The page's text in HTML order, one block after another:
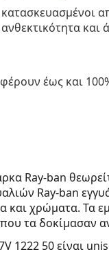
και
έως και
Ray-ban
Ray-ban
και χρώματα. Τα
τα δοκίμασαν
1222 50είναι